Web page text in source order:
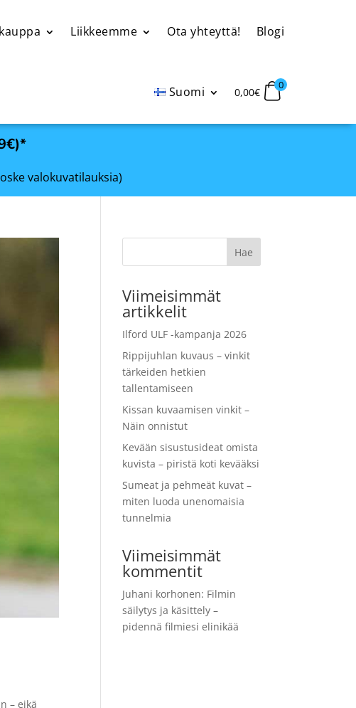
Liikkeemme Ota yhteyttä! Blogi
Suomi 0,00€
0
valokuvatilauksia)
– eikä
Viimeisimmät
artikkelit
Ilford ULF -kampanja 2026
Rippijuhlan kuvaus – vinkit
tärkeiden hetkien
tallentamiseen
Kissan kuvaamisen vinkit –
Näin onnistut
Kevään sisustusideat omista
kuvista – piristä koti kevääksi
Sumeat ja pehmeät kuvat –
miten luoda unenomaisia
tunnelmia
Viimeisimmät
kommentit
Juhani korhonen: Filmin
säilytys ja käsittely –
pidennä filmiesi elinikää